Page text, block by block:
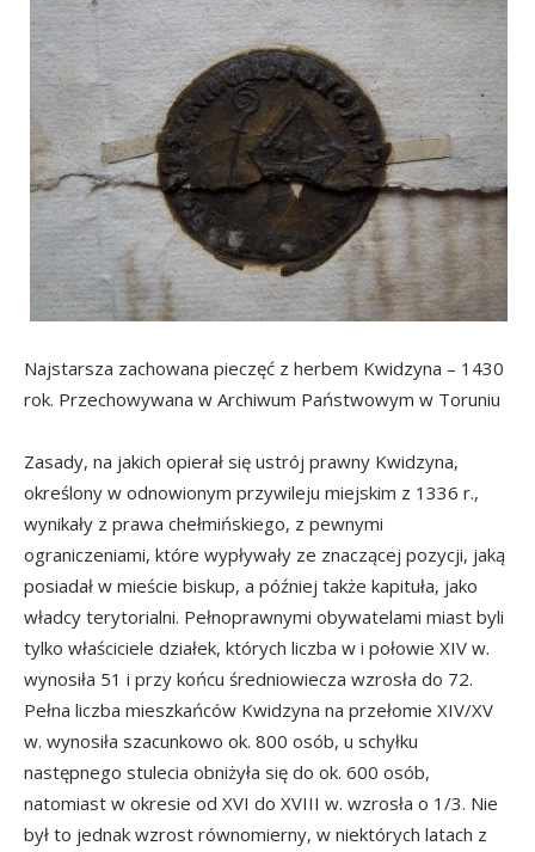
Najstarsza zachowana pieczęć z herbem Kwidzyna – 1430
rok. Przechowywana w Archiwum Państwowym w Toruniu
Zasady, na jakich opierał się ustrój prawny Kwidzyna,
określony w odnowionym przywileju miejskim z 1336 r.,
wynikały z prawa chełmińskiego, z pewnymi
ograniczeniami, które wypływały ze znaczącej pozycji, jaką
posiadał w mieście biskup, a później także kapituła, jako
władcy terytorialni. Pełnoprawnymi obywatelami miast byli
tylko właściciele działek, których liczba w i połowie XIV w.
wynosiła 51 i przy końcu średniowiecza wzrosła do 72.
Pełna liczba mieszkańców Kwidzyna na przełomie XIV/XV
w. wynosiła szacunkowo ok. 800 osób, u schyłku
następnego stulecia obniżyła się do ok. 600 osób,
natomiast w okresie od XVI do XVIII w. wzrosła o 1/3. Nie
był to jednak wzrost równomierny, w niektórych latach z